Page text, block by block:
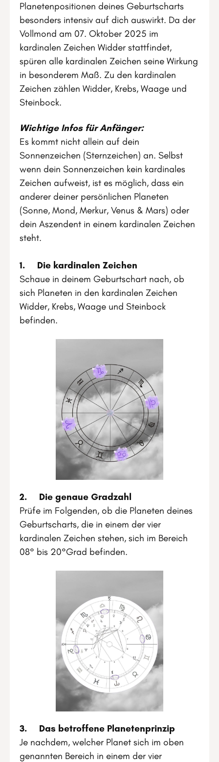
Planetenpositionen deines Geburtscharts
besonders intensiv auf dich auswirkt. Da der
Vollmond am 07. Oktober 2025 im
kardinalen Zeichen Widder stattfindet,
spüren alle kardinalen Zeichen seine Wirkung
in besonderem Maß. Zu den kardinalen
Zeichen zählen Widder, Krebs, Waage und
Steinbock.
Wichtige Infos für Anfänger:
Es kommt nicht allein auf dein
Sonnenzeichen (Sternzeichen) an. Selbst
wenn dein Sonnenzeichen kein kardinales
Zeichen aufweist, ist es möglich, dass ein
anderer deiner persönlichen Planeten
(Sonne, Mond, Merkur, Venus & Mars) oder
dein Aszendent in einem kardinalen Zeichen
steht.
1. Die kardinalen Zeichen
Schaue in deinem Geburtschart nach, ob
sich Planeten in den kardinalen Zeichen
Widder, Krebs, Waage und Steinbock
befinden.
2. Die genaue Gradzahl
Prüfe im Folgenden, ob die Planeten deines
Geburtscharts, die in einem der vier
kardinalen Zeichen stehen, sich im Bereich
08° bis 20°Grad befinden.
3. Das betroffene Planetenprinzip
Je nachdem, welcher Planet sich im oben
genannten Bereich in einem der vier